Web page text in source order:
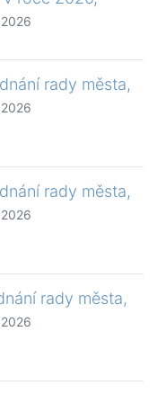
rady města,
rady města,
rady města,